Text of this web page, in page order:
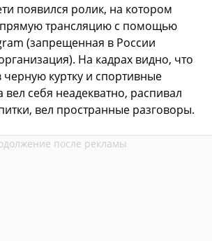
появился ролик, на котором
прямую трансляцию с помощью
(запрещенная в России
На кадрах видно, что
черную куртку и спортивные
себя неадекватно, распивал
вел пространные разговоры.